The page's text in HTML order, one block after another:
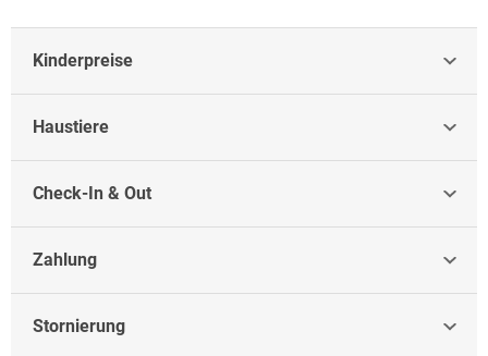
Kinderpreise
Haustiere
Check-In & Out
Zahlung
Stornierung